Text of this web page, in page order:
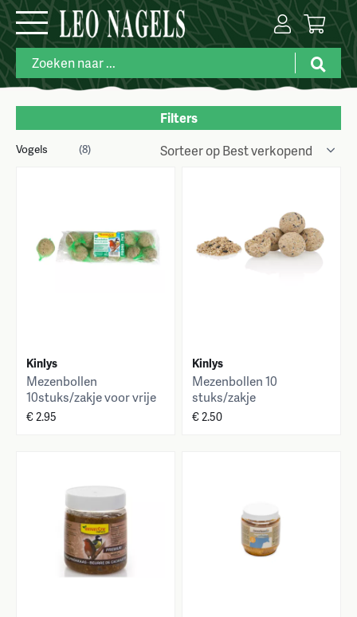
Filters
Merk
Vogels (8)
Kinlys
Mezenbollen
10stuks/zakje voor vrije
natuurvogels
€ 2.95
Kinlys
Mezenbollen 10
stuks/zakje
€ 2.50